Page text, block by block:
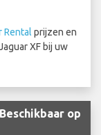
Rental prijzen en
XF bij uw
op